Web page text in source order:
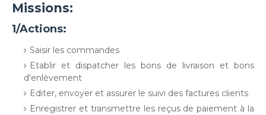
Missions:
1/Actions:
Saisir les commandes
Etablir et dispatcher les bons de livraison et bons
d'enlèvement
Editer, envoyer et assurer le suivi des factures clients
Enregistrer et transmettre les reçus de paiement à la